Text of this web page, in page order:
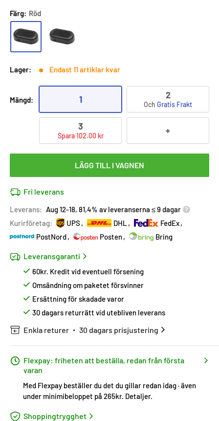
Färg: Röd
Lager: Endast 11 artiklar kvar
Mängd: 1 2
Och Gratis Frakt
3
Spara 102.00 kr +
LÄGG TILL I VAGNEN
Fri leverans
Leverans: Aug 12-18, 81,4% av leveranserna ≤ 9 dagar
Kurirföretag:
UPS DHL
FedEx
PostNord
Posten Bring
Leveransgaranti
60kr. Kredit vid eventuell försening
Omsändning om paketet försvinner
Ersättning för skadade varor
30 dagars returrätt vid utebliven leverans
Enkla returer 30 dagars prisjustering
Flexpay: friheten att beställa, redan från första
varan
Med Flexpay beställer du det du gillar redan idag · även
under minimibeloppet på 265kr. Detaljer.
Shoppingtrygghet